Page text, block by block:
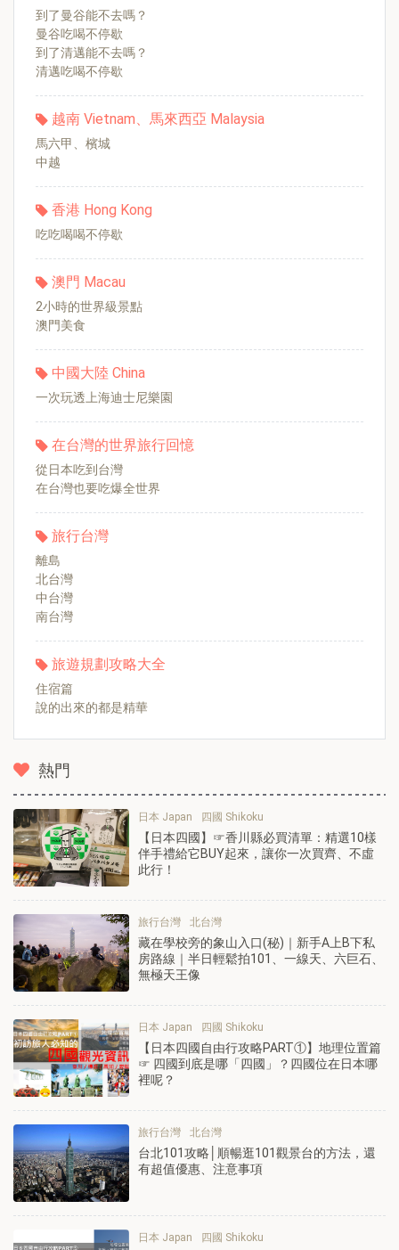
到了曼谷能不去嗎？
曼谷吃喝不停歇
到了清邁能不去嗎？
清邁吃喝不停歇
越南 Vietnam、馬來西亞 Malaysia
馬六甲、檳城
中越
香港 Hong Kong
吃吃喝喝不停歇
澳門 Macau
2小時的世界級景點
澳門美食
中國大陸 China
一次玩透上海迪士尼樂園
在台灣的世界旅行回憶
從日本吃到台灣
在台灣也要吃爆全世界
旅行台灣
離島
北台灣
中台灣
南台灣
旅遊規劃攻略大全
住宿篇
說的出來的都是精華
熱門
日本 Japan 四國 Shikoku
【日本四國】☞香川縣必買清單：精選10樣
伴手禮給它BUY起來，讓你一次買齊、不虛
此行！
旅行台灣 北台灣
藏在學校旁的象山入口(秘)｜新手A上B下私
房路線｜半日輕鬆拍101、一線天、六巨石、
無極天王像
日本 Japan 四國 Shikoku
【日本四國自由行攻略PART①】地理位置篇
☞ 四國到底是哪「四國」？四國位在日本哪
裡呢？
旅行台灣 北台灣
台北101攻略│順暢逛101觀景台的方法，還
有超值優惠、注意事項
日本 Japan 四國 Shikoku